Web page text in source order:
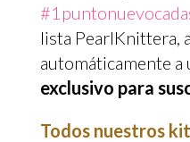
lista PearlKnittera,
automáticamente a
exclusivo para
Todos nuestros